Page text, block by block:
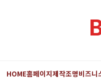
HOME홈페이지제작조명비즈니